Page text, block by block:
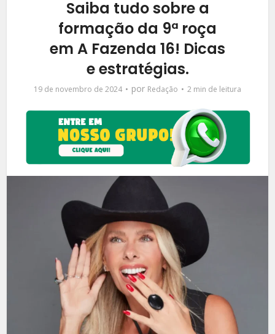
Saiba tudo sobre a
formação da 9ª roça
em A Fazenda 16! Dicas
e estratégias.
19 de novembro de 2024 por Redação 2 min de leitura